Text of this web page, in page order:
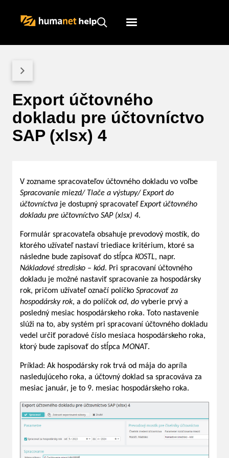
Humanet
Export účtovného
dokladu pre účtovníctvo
SAP (xlsx) 4
V zozname spracovateľov účtovného dokladu vo voľbe
Spracovanie miezd/ Tlače a výstupy/ Export do
účtovníctva je dostupný spracovateľExport účtovného
dokladu pre účtovníctvo SAP (xlsx) 4.
Formulár spracovateľa obsahuje prevodový mostík, do
ktorého užívateľ nastaví triediace kritérium, ktoré sa
následne bude zapisovať do stĺpca KOSTL, napr.
Nákladové stredisko – kód. Pri spracovaní účtovného
dokladu je možné nastaviť spracovanie za hospodársky
rok, pričom užívateľ označí políčko Spracovať za
hospodársky rok, a do políčok od, do vyberie prvý a
posledný mesiac hospodárskeho roka. Toto nastavenie
slúži na to, aby systém pri spracovaní účtovného dokladu
vedel určiť poradové číslo mesiaca hospodárskeho roka,
ktorý bude zapisovať do stĺpca MONAT.
Príklad: Ak hospodársky rok trvá od mája do apríla
nasledujúceho roka, a účtovný doklad sa spracováva za
mesiac január, je to 9. mesiac hospodárskeho roka.